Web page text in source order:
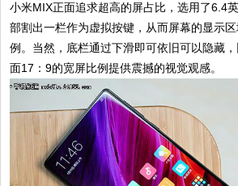
小米MIX正面追求超高的屏占比，选用了6.4
部割出一栏作为虚拟按键，从而屏幕的显示
例。当然，底栏通过下滑即可依旧可以隐藏
面17：9的宽屏比例提供震撼的视觉观感。